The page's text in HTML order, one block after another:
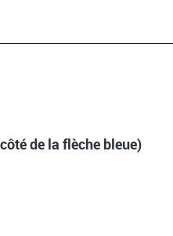
de la flèche bleue)